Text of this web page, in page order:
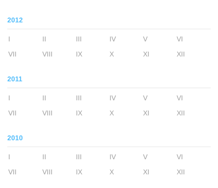
2012
I II III IV V
VI
VII
VIII IX X XI XII
2011
I II III IV V
VI
VII
VIII IX X XI XII
2010
I II III IV V
VI
VII
VIII IX X XI XII